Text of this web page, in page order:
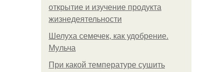
открытие и изучение продукта
жизнедеятельности
Шелуха семечек, как удобрение.
Мульча
При какой температуре сушить